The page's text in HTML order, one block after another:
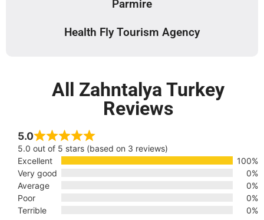
Parmire
Health Fly Tourism Agency
All Zahntalya Turkey
Reviews
5.0
5.0 out of 5 stars (based on 3 reviews)
Excellent
100%
Very good
0%
Average
0%
Poor
0%
Terrible
0%